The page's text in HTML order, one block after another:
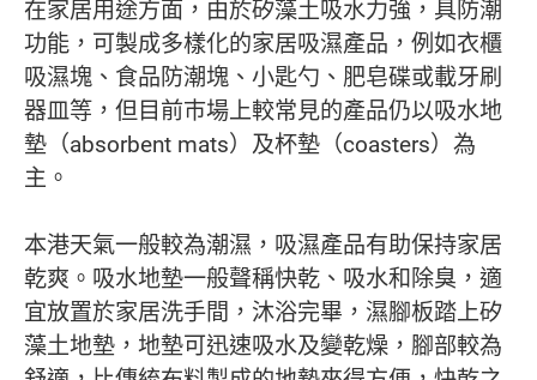
在家居用途方面，由於矽藻土吸水力強，具防潮
功能，可製成多樣化的家居吸濕產品，例如衣櫃
吸濕塊、食品防潮塊、小匙勺、肥皂碟或載牙刷
器皿等，但目前巿場上較常見的產品仍以吸水地
墊（absorbent mats）及杯墊（coasters）為
主。
本港天氣一般較為潮濕，吸濕產品有助保持家居
乾爽。吸水地墊一般聲稱快乾、吸水和除臭，適
宜放置於家居洗手間，沐浴完畢，濕腳板踏上矽
藻土地墊，地墊可迅速吸水及變乾燥，腳部較為